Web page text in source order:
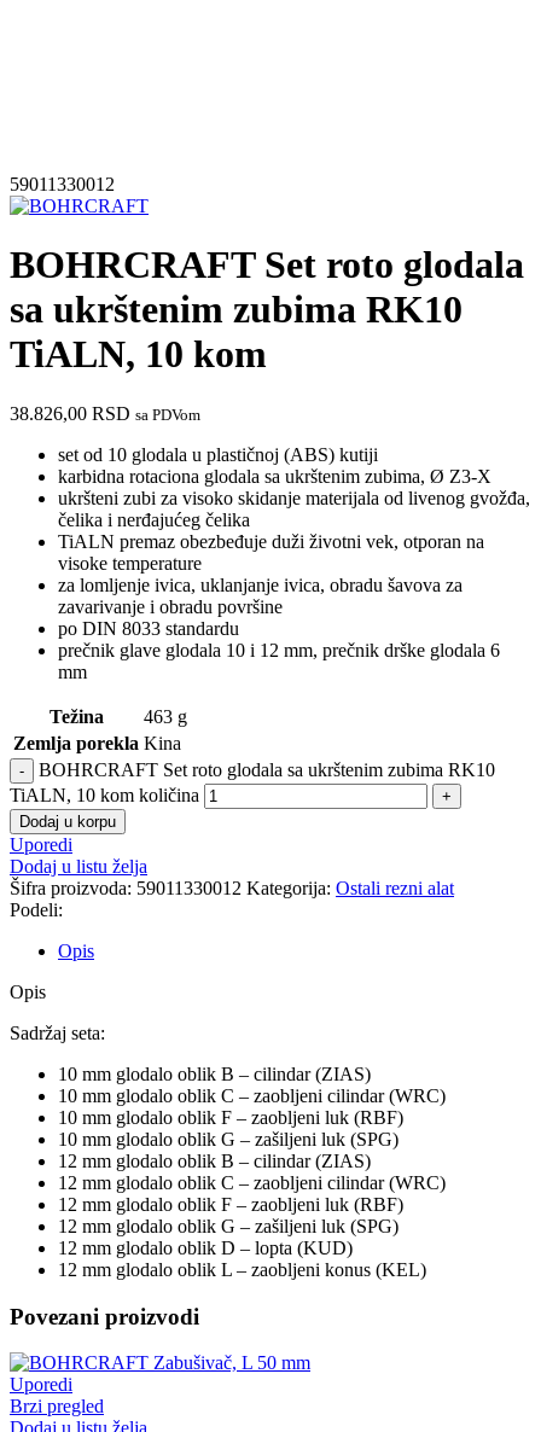
59011330012
BOHRCRAFT Set roto glodala
sa ukrštenim zubima RK10
TiALN, 10 kom
38.826,00 RSD sa PDVom
set od 10 glodala u plastičnoj (ABS) kutiji
karbidna rotaciona glodala sa ukrštenim zubima, Ø Z3-X
ukršteni zubi za visoko skidanje materijala od livenog gvožđa,
čelika i nerđajućeg čelika
TiALN premaz obezbeđuje duži životni vek, otporan na
visoke temperature
za lomljenje ivica, uklanjanje ivica, obradu šavova za
zavarivanje i obradu površine
po DIN 8033 standardu
prečnik glave glodala 10 i 12 mm, prečnik drške glodala 6
mm
Težina
463 g
Zemlja porekla Kina
BOHRCRAFT Set roto glodala sa ukrštenim zubima RK10
TiALN, 10 kom količina
Dodaj u korpu
Uporedi
Dodaj u listu želja
Šifra proizvoda: 59011330012 Kategorija: Ostali rezni alat
Podeli:
Opis
Opis
Sadržaj seta:
10 mm glodalo oblik B – cilindar (ZIAS)
10 mm glodalo oblik C – zaobljeni cilindar (WRC)
10 mm glodalo oblik F – zaobljeni luk (RBF)
10 mm glodalo oblik G – zašiljeni luk (SPG)
12 mm glodalo oblik B – cilindar (ZIAS)
12 mm glodalo oblik C – zaobljeni cilindar (WRC)
12 mm glodalo oblik F – zaobljeni luk (RBF)
12 mm glodalo oblik G – zašiljeni luk (SPG)
12 mm glodalo oblik D – lopta (KUD)
12 mm glodalo oblik L – zaobljeni konus (KEL)
Povezani proizvodi
Uporedi
Brzi pregled